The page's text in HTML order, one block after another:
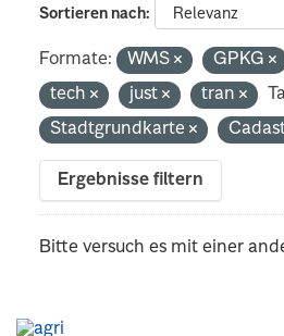
Sortieren nach
Formate: WMS GPKG
tech
just tran
Stadtgrundkarte
Ergebnisse filtern
Bitte versuch es mit einer